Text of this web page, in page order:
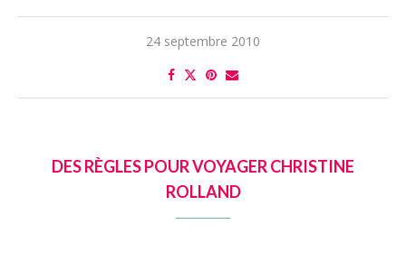
24 septembre 2010
DES RÈGLES POUR VOYAGER CHRISTINE
ROLLAND